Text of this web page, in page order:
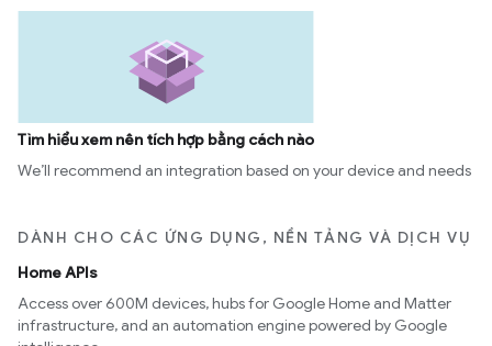
Tìm hiểu xem nên tích hợp bằng cách nào
We’ll recommend an integration based on your device and needs
DÀNH CHO CÁC ỨNG DỤNG, NỀN TẢNG VÀ DỊCH VỤ
Home APIs
Access over 600M devices, hubs for Google Home and Matter
infrastructure, and an automation engine powered by Google